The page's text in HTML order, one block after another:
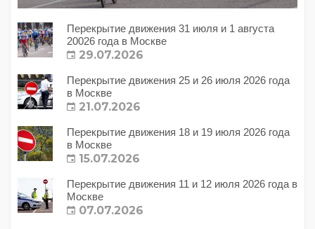
Перекрытие движения 31 июля и 1 августа
20026 года в Москве
29.07.2026
Перекрытие движения 25 и 26 июля 2026 года
в Москве
21.07.2026
Перекрытие движения 18 и 19 июля 2026 года
в Москве
15.07.2026
Перекрытие движения 11 и 12 июля 2026 года в
Москве
07.07.2026